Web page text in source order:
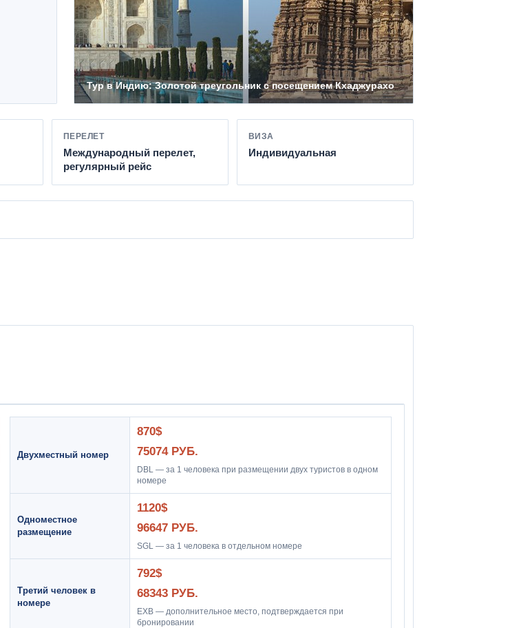
Тур в Индию: Золотой треугольник с посещением Кхаджурахо
ПЕРЕЛЕТ
Международный перелет,
регулярный рейс
ВИЗА
Индивидуальная
Двухместный номер
870$
75074 РУБ.
DBL — за 1 человека при размещении двух туристов в одном
номере
Одноместное
размещение
1120$
96647 РУБ.
SGL — за 1 человека в отдельном номере
Третий человек в
номере
792$
68343 РУБ.
EXB — дополнительное место, подтверждается при
бронировании